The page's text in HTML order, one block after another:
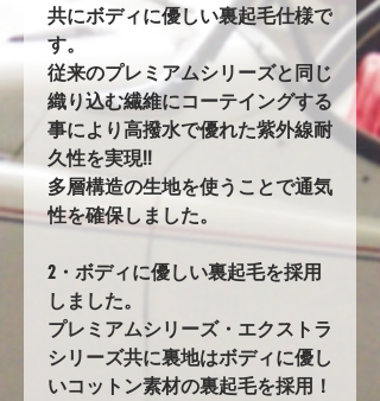
共にボディに優しい裏起毛仕様で
す。
従来のプレミアムシリーズと同じ
織り込む繊維にコーテイングする
事により高撥水で優れた紫外線耐
久性を実現!!
多層構造の生地を使うことで通気
性を確保しました。
2・ボディに優しい裏起毛を採用
しました。
プレミアムシリーズ・エクストラ
シリーズ共に裏地はボディに優し
いコットン素材の裏起毛を採用！